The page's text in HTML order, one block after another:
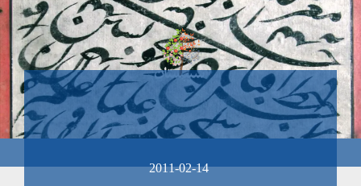
2011-02-14